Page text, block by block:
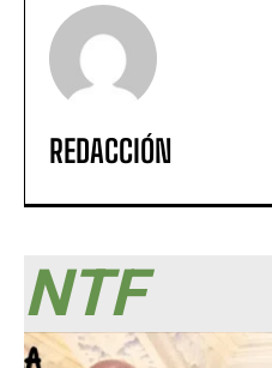
REDACCIÓN
NTF